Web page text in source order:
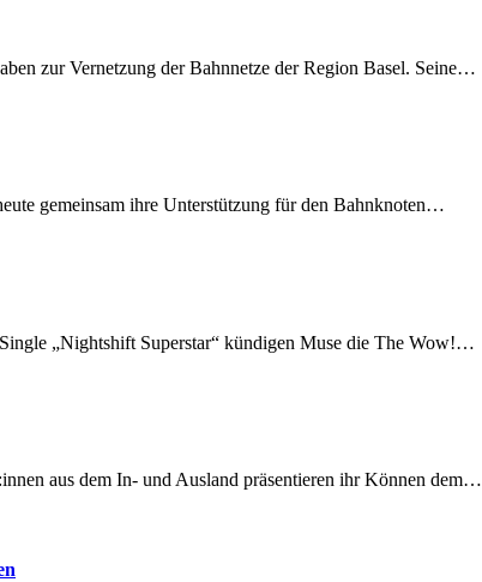
zur Vernetzung der Bahnnetze der Region Basel. Seine…
gemeinsam ihre Unterstützung für den Bahnknoten…
„Nightshift Superstar“ kündigen Muse die The Wow!…
aus dem In- und Ausland präsentieren ihr Können dem…